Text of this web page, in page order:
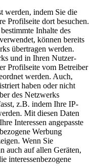
werden, indem Sie die
Profilseite dort besuchen.
Inhalte des
können bereits
übertragen werden.
und in Ihren Nutzer-
Profilseite vom Betreiber
werden. Auch,
haben oder nicht
des Netzwerks
z.B. indem Ihre IP-
Mit diesen Daten
Interessen angepasste
Werbung
Wenn Sie
auch auf allen Geräten,
interessenbezogene